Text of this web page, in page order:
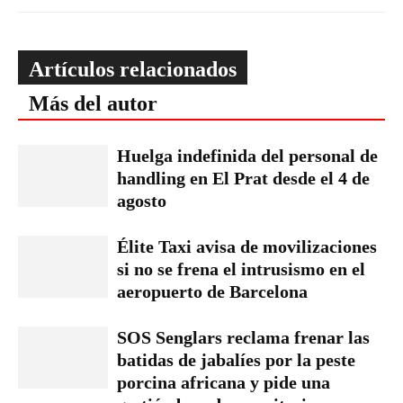
Artículos relacionados
Más del autor
Huelga indefinida del personal de
handling en El Prat desde el 4 de
agosto
Élite Taxi avisa de movilizaciones
si no se frena el intrusismo en el
aeropuerto de Barcelona
SOS Senglars reclama frenar las
batidas de jabalíes por la peste
porcina africana y pide una